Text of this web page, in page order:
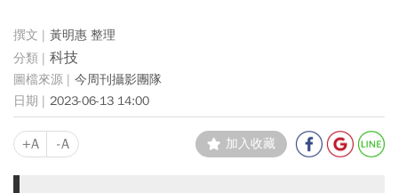
黃明惠 整理
科技
今周刊攝影團隊
2023-06-13 14:00
+A -A 加入收藏